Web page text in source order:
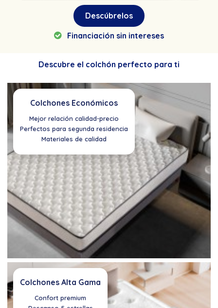
Descúbrelos
Financiación sin intereses
Descubre el colchón perfecto para ti
Colchones Económicos
Mejor relación calidad-precio
Perfectos para segunda residencia
Materiales de calidad
Colchones Alta Gama
Confort premium